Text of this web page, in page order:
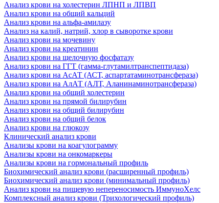
Анализ крови на холестерин ЛПНП и ЛПВП
Анализ крови на общий кальций
Анализ крови на альфа-амилазу
Анализ на калий, натрий, хлор в сыворотке крови
Анализ крови на мочевину
Анализ крови на креатинин
Анализ крови на щелочную фосфатазу
Анализ крови на ГГТ (гамма-глутамилтранспептидаза)
Анализ крови на АсАТ (АСТ, аспартатаминотрансфераза)
Анализ крови на АлАТ (АЛТ, Аланинаминотрансфераза)
Анализ крови на общий холестерин
Анализ крови на прямой билирубин
Анализ крови на общий билирубин
Анализ крови на общий белок
Анализ крови на глюкозу
Клинический анализ крови
Анализы крови на коагулограмму
Анализы крови на онкомаркеры
Анализы крови на гормональный профиль
Биохимический анализ крови (расширенный профиль)
Биохимический анализ крови (минимальный профиль)
Анализ крови на пищевую непереносимость ИммуноХелс
Комплексный анализ крови (Трихологический профиль)